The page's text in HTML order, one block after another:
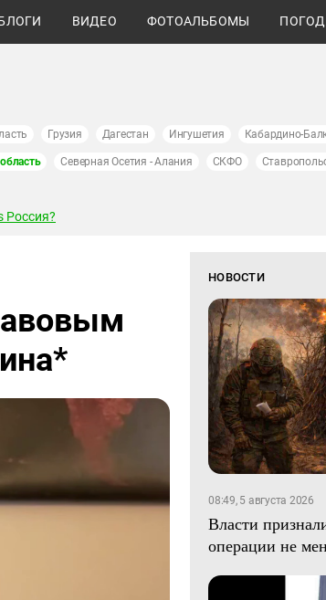
ВИДЕО ФОТОАЛЬБОМЫ
Грузия Дагестан Ингушетия Кабардино-
Северная Осетия - Алания СКФО
Россия?
НОВОСТИ
08:49, 5 августа 2026
Власти
операции не